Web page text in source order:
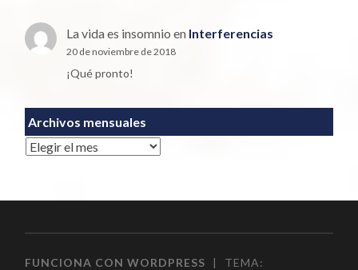
La vida es insomnio en Interferencias
20 de noviembre de 2018
¡Qué pronto!
Archivos mensuales
Archivos
FUNCIONA CON WORDPRESS | TEMA: